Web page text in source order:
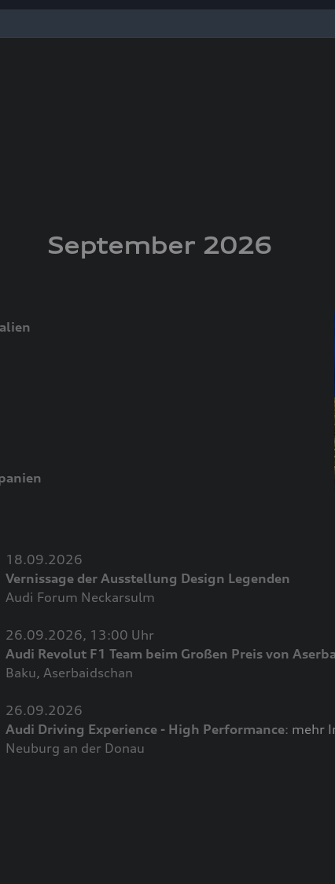
September 2026
18.09.2026
Vernissage der Ausstellung Design Legenden
Audi Forum Neckarsulm
26.09.2026, 13:00 Uhr
Audi Revolut F1 Team beim Großen Preis von
Baku, Aserbaidschan
26.09.2026
Audi Driving Experience - High Performance: mehr
Neuburg an der Donau